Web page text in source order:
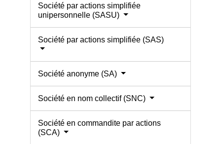
Société par actions simplifiée
unipersonnelle (SASU)
Société par actions simplifiée (SAS)
Société anonyme (SA)
Société en nom collectif (SNC)
Société en commandite par actions
(SCA)